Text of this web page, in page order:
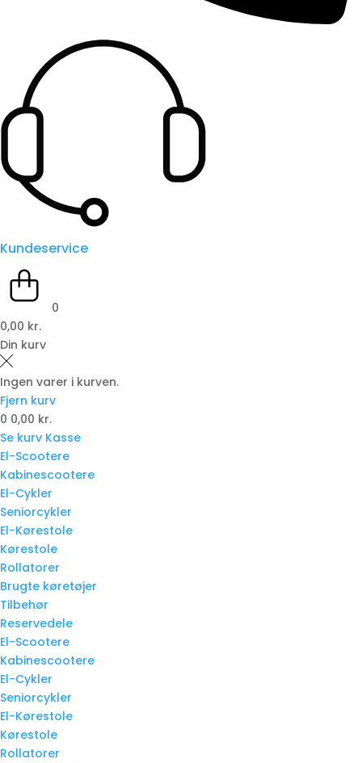
Kundeservice
0
0,00 kr.
Din kurv
Ingen varer i kurven.
Fjern kurv
0 0,00 kr.
Se kurv Kasse
El-Scootere
Kabinescootere
El-Cykler
Seniorcykler
El-Kørestole
Kørestole
Rollatorer
Brugte køretøjer
Tilbehør
Reservedele
El-Scootere
Kabinescootere
El-Cykler
Seniorcykler
El-Kørestole
Kørestole
Rollatorer